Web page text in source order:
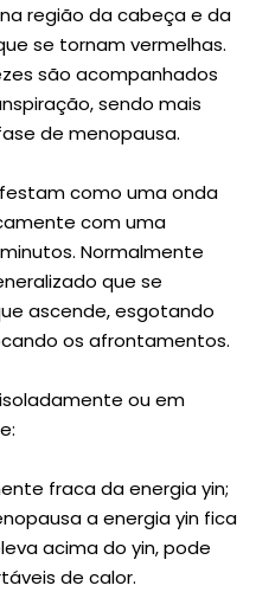
região da cabeça e da
se tornam vermelhas.
são acompanhados
sendo mais
de menopausa.
como uma onda
com uma
Normalmente
que se
ascende, esgotando
os afrontamentos.
ou em
fraca da energia yin;
a energia yin fica
acima do yin, pode
de calor.